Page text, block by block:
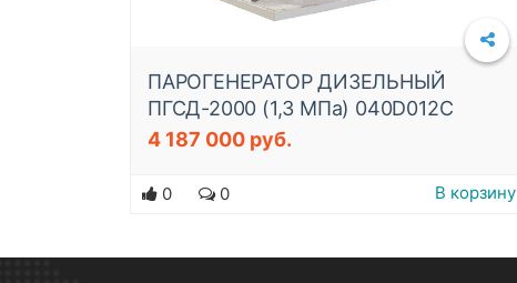
ПАРОГЕНЕРАТОР ДИЗЕЛЬНЫЙ
ПГСД-2000 (1,3 МПа) 040D012C
4 187 000 руб.
0 0 В корзину